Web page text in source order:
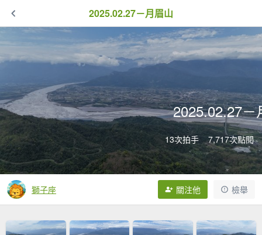
2025.02.27－月眉山
2025.02.27－
13次拍手 7,717次點閱
獅子座 關注他 檢舉